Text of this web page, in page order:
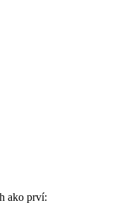
ako prví: